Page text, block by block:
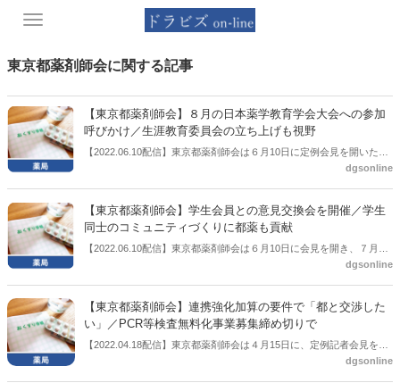
Toggle
東京都薬剤師会に関する記事
【東京都薬剤師会】８月の日本薬学教育学会大会への参加
呼びかけ／生涯教育委員会の立ち上げも視野
【2022.06.10配信】東京都薬剤師会は６月10日に定例会見を開いた。
その中で８月20日・21日に開催される「第7回日本薬学教育学会大
行委員を務めるため東京都薬剤師会が後援していることに加え、東京
都薬剤師会生涯研修認定制度の研修単位が２単位（１日）が取得でき
る予定になっている。同大会は教育関係者の参加が多いというが、永
田泰造会長は薬剤師の参加が増えれば将来的に生涯学習委員会をつく
dgsonline
【東京都薬剤師会】学生会員との意見交換会を開催／学生
同士のコミュニティづくりに都薬も貢献
【2022.06.10配信】東京都薬剤師会は６月10日に会見を開き、７月２
日に東京都薬剤師会の学生会員との意見交換会を開催することを報告
りに都薬も貢献することを目的としている。永田泰造会長は、地域に
密着した薬局への就職を躊躇する理由の１つに「同僚が少ない」とい
うことが挙がっていることが分かったために仲間づくりも１つの目的
だとした。
dgsonline
【東京都薬剤師会】連携強化加算の要件で「都と交渉した
い」／PCR等検査無料化事業募集締め切りで
【2022.04.18配信】東京都薬剤師会は４月15日に、定例記者会見を開
いた。この中で永田泰造会長は、連携強化加算の要件であるPCR等検
dgsonline